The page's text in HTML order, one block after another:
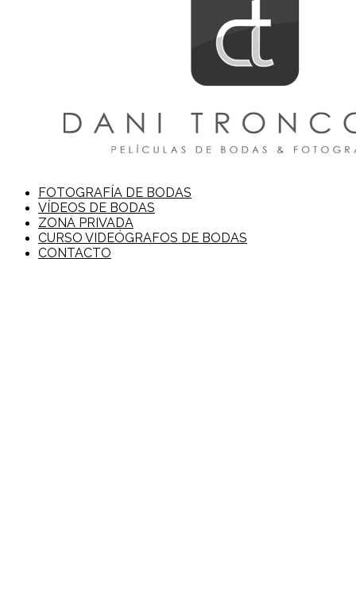
FOTOGRAFÍA DE BODAS
VÍDEOS DE BODAS
ZONA PRIVADA
CURSO VIDEÓGRAFOS DE BODAS
CONTACTO